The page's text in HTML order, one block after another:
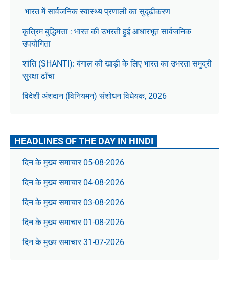
भारत में सार्वजनिक स्वास्थ्य प्रणाली का सुदृढ़ीकरण
कृत्रिम बुद्धिमत्ता : भारत की उभरती हुई आधारभूत सार्वजनिक
उपयोगिता
शांति (SHANTI): बंगाल की खाड़ी के लिए भारत का उभरता समुद्री
सुरक्षा ढाँचा
विदेशी अंशदान (विनियमन) संशोधन विधेयक, 2026
HEADLINES OF THE DAY IN HINDI
दिन के मुख्य समाचार 05-08-2026
दिन के मुख्य समाचार 04-08-2026
दिन के मुख्य समाचार 03-08-2026
दिन के मुख्य समाचार 01-08-2026
दिन के मुख्य समाचार 31-07-2026